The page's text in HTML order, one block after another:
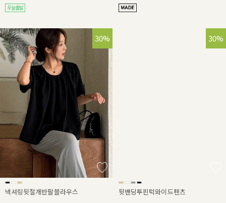
30%
넥셔링뒷절개반팔블라우스
30%
뒷밴딩투핀턱와이드팬츠